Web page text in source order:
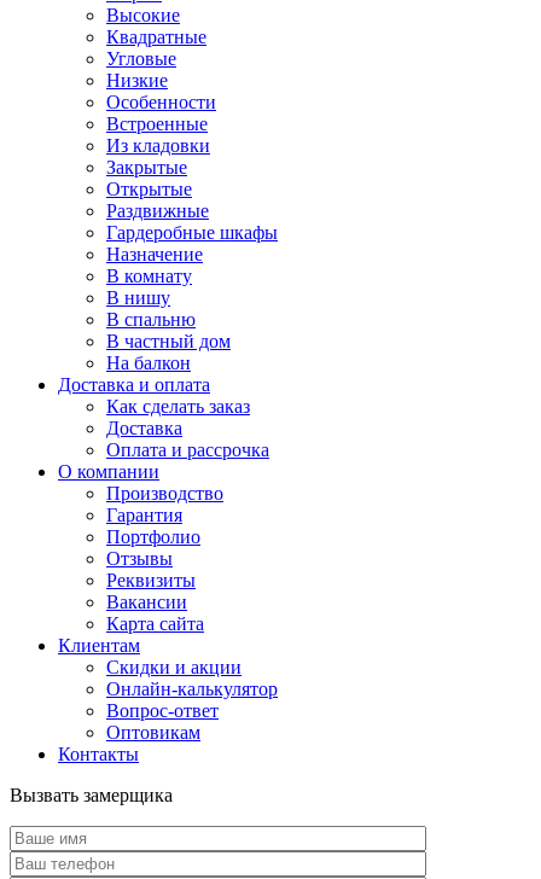
Высокие
Квадратные
Угловые
Низкие
Особенности
Встроенные
Из кладовки
Закрытые
Открытые
Раздвижные
Гардеробные шкафы
Назначение
В комнату
В нишу
В спальню
В частный дом
На балкон
Доставка и оплата
Как сделать заказ
Доставка
Оплата и рассрочка
О компании
Производство
Гарантия
Портфолио
Отзывы
Реквизиты
Вакансии
Карта сайта
Клиентам
Скидки и акции
Онлайн-калькулятор
Вопрос-ответ
Оптовикам
Контакты
Вызвать замерщика